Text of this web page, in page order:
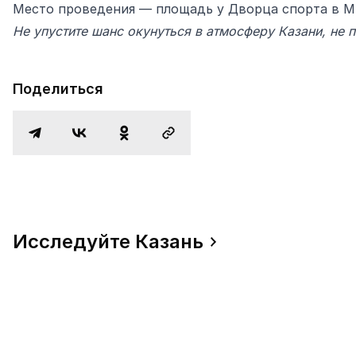
Место проведения — площадь у Дворца спорта в
Не упустите шанс окунуться в атмосферу Казани,
Поделиться
Исследуйте Казань